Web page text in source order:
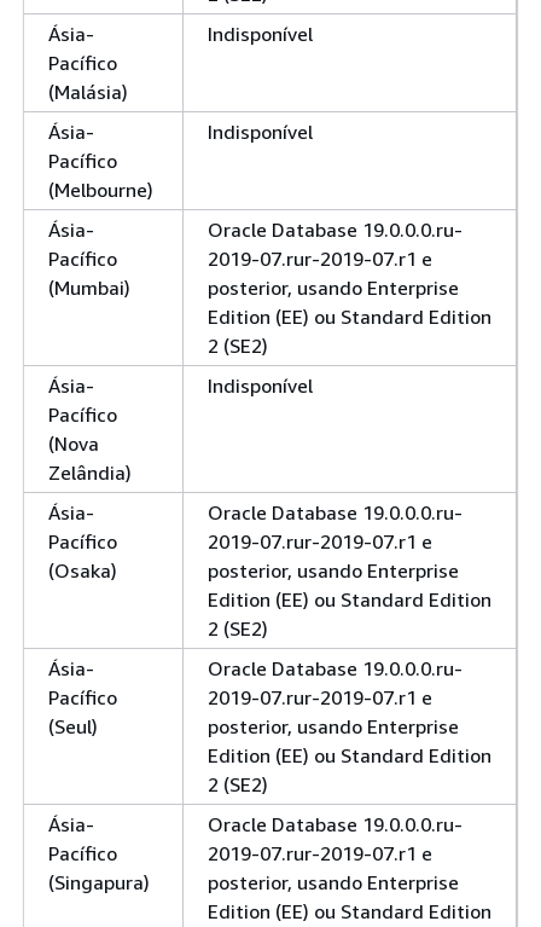
Ásia-
Pacífico
(Malásia)
Indisponível
Ásia-
Pacífico
(Melbourne)
Indisponível
Ásia-
Pacífico
(Mumbai)
Oracle Database 19.0.0.0.ru-
2019-07.rur-2019-07.r1 e
posterior, usando Enterprise
Edition (EE) ou Standard Edition
2 (SE2)
Ásia-
Pacífico
(Nova
Zelândia)
Indisponível
Ásia-
Pacífico
(Osaka)
Oracle Database 19.0.0.0.ru-
2019-07.rur-2019-07.r1 e
posterior, usando Enterprise
Edition (EE) ou Standard Edition
2 (SE2)
Ásia-
Pacífico
(Seul)
Oracle Database 19.0.0.0.ru-
2019-07.rur-2019-07.r1 e
posterior, usando Enterprise
Edition (EE) ou Standard Edition
2 (SE2)
Ásia-
Pacífico
(Singapura)
Oracle Database 19.0.0.0.ru-
2019-07.rur-2019-07.r1 e
posterior, usando Enterprise
Edition (EE) ou Standard Edition